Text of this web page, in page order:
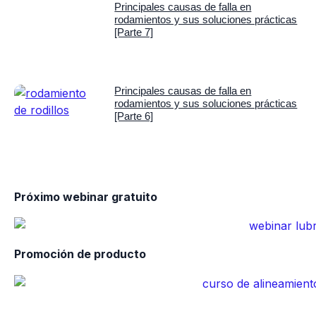
Principales causas de falla en
rodamientos y sus soluciones prácticas
[Parte 7]
Principales causas de falla en
rodamientos y sus soluciones prácticas
[Parte 6]
Próximo webinar gratuito
Promoción de producto